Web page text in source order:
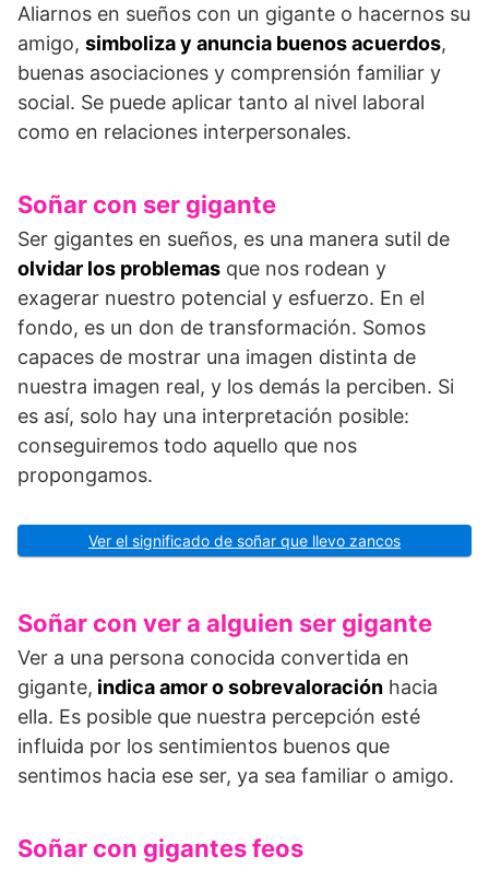
Aliarnos en sueños con un gigante o hacernos su
amigo, simboliza y anuncia buenos acuerdos,
buenas asociaciones y comprensión familiar y
social. Se puede aplicar tanto al nivel laboral
como en relaciones interpersonales.
Soñar con ser gigante
Ser gigantes en sueños, es una manera sutil de
olvidar los problemas que nos rodean y
exagerar nuestro potencial y esfuerzo. En el
fondo, es un don de transformación. Somos
capaces de mostrar una imagen distinta de
nuestra imagen real, y los demás la perciben. Si
es así, solo hay una interpretación posible:
conseguiremos todo aquello que nos
propongamos.
Ver el significado de soñar que llevo zancos
Soñar con ver a alguien ser gigante
Ver a una persona conocida convertida en
gigante, indica amor o sobrevaloración hacia
ella. Es posible que nuestra percepción esté
influida por los sentimientos buenos que
sentimos hacia ese ser, ya sea familiar o amigo.
Soñar con gigantes feos